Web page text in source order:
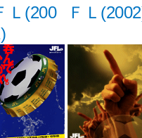
Ｌ(200
ＦＬ